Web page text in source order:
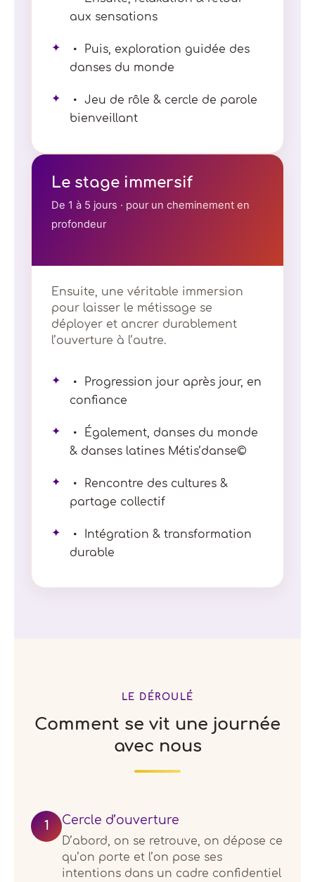
aux sensations
✦
Puis, exploration guidée des
danses du monde
✦
Jeu de rôle & cercle de parole
bienveillant
Le stage immersif
De 1 à 5 jours · pour un cheminement en
profondeur
Ensuite, une véritable immersion
pour laisser le métissage se
déployer et ancrer durablement
l’ouverture à l’autre.
✦
Progression jour après jour, en
confiance
✦
Également, danses du monde
& danses latines Métis’danse©
✦
Rencontre des cultures &
partage collectif
✦
Intégration & transformation
durable
LE DÉROULÉ
Comment se vit une journée
avec nous
1 Cercle d’ouverture
D’abord, on se retrouve, on dépose ce
qu’on porte et l’on pose ses
intentions dans un cadre confidentiel